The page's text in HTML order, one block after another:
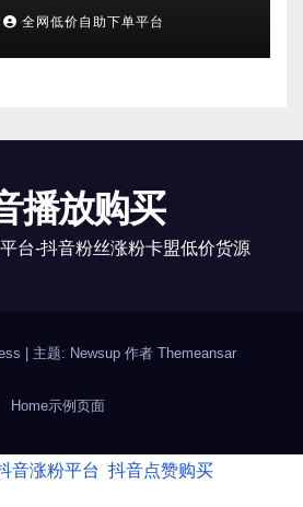
全网低价自助下单平台
播放购买
台-抖音粉丝涨粉卡盟低价货源
| 主题: Newsup 作者 Themeansar
Home示例页面
音涨粉平台 抖音点赞购买